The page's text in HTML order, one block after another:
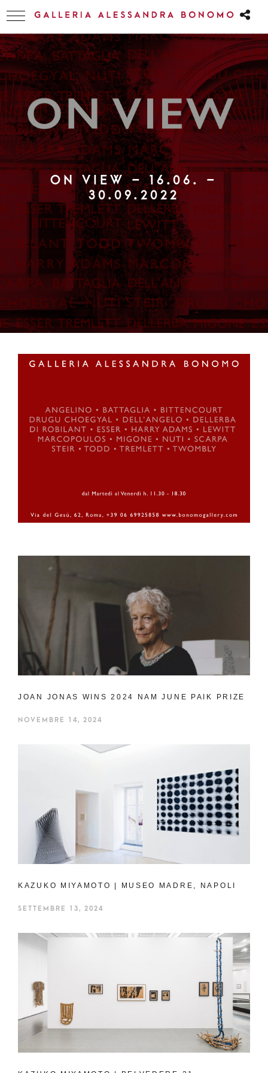
ON VIEW – 16.06. –
30.09.2022
JOAN JONAS WINS 2024 NAM JUNE PAIK PRIZE
NOVEMBRE 14, 2024
KAZUKO MIYAMOTO | MUSEO MADRE, NAPOLI
SETTEMBRE 13, 2024